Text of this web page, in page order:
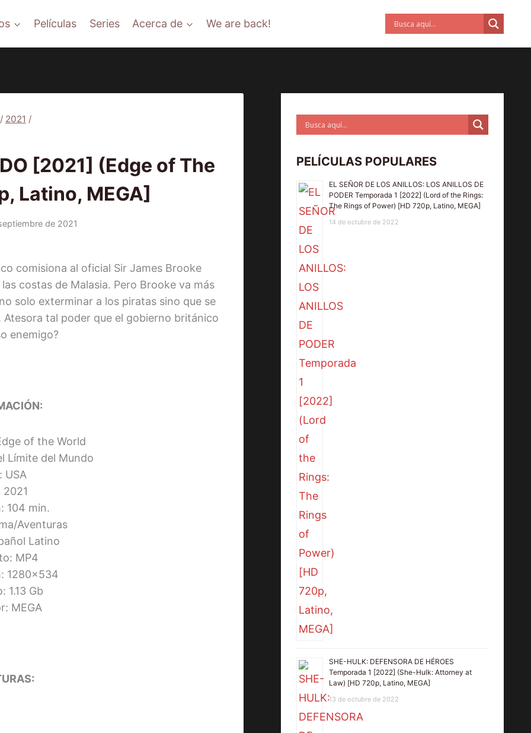
Películas Series Acerca de We are back!
/ 2021 /
[2021] (Edge of The
Latino, MEGA]
de 2021
comisiona al oficial Sir James Brooke
costas de Malasia. Pero Brooke va más
solo exterminar a los piratas sino que se
tal poder que el gobierno británico
enemigo?
of the World
Límite del Mundo
USA
2021
104 min.
Aventuras
Latino
MP4
1280×534
1.13 Gb
MEGA
PELÍCULAS POPULARES
EL SEÑOR DE LOS ANILLOS: LOS ANILLOS DE
PODER Temporada 1 [2022] (Lord of the Rings:
The Rings of Power) [HD 720p, Latino, MEGA]
14 de octubre de 2022
SHE-HULK: DEFENSORA DE HÉROES
Temporada 1 [2022] (She-Hulk: Attorney at
Law) [HD 720p, Latino, MEGA]
13 de octubre de 2022